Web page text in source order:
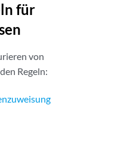
für
von
Regeln: